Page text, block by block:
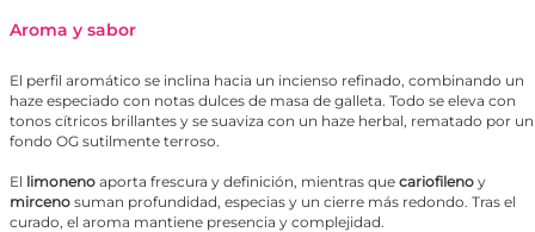
Aroma y sabor
El perfil aromático se inclina hacia un incienso refinado, combinando un
haze especiado con notas dulces de masa de galleta. Todo se eleva con
tonos cítricos brillantes y se suaviza con un haze herbal, rematado por un
fondo OG sutilmente terroso.
El limoneno aporta frescura y definición, mientras que cariofileno y
mirceno suman profundidad, especias y un cierre más redondo. Tras el
curado, el aroma mantiene presencia y complejidad.